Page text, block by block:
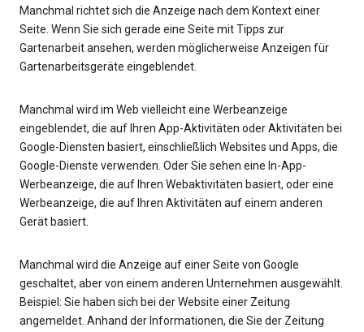
Manchmal richtet sich die Anzeige nach dem Kontext einer
Seite. Wenn Sie sich gerade eine Seite mit Tipps zur
Gartenarbeit ansehen, werden möglicherweise Anzeigen für
Gartenarbeitsgeräte eingeblendet.
Manchmal wird im Web vielleicht eine Werbeanzeige
eingeblendet, die auf Ihren App-Aktivitäten oder Aktivitäten bei
Google-Diensten basiert, einschließlich Websites und Apps, die
Google-Dienste verwenden. Oder Sie sehen eine In-App-
Werbeanzeige, die auf Ihren Webaktivitäten basiert, oder eine
Werbeanzeige, die auf Ihren Aktivitäten auf einem anderen
Gerät basiert.
Manchmal wird die Anzeige auf einer Seite von Google
geschaltet, aber von einem anderen Unternehmen ausgewählt.
Beispiel: Sie haben sich bei der Website einer Zeitung
angemeldet. Anhand der Informationen, die Sie der Zeitung